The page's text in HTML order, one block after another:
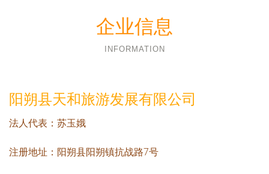
企业信息
INFORMATION
阳朔县天和旅游发展有限公司
法人代表： 苏玉娥
注册地址： 阳朔县阳朔镇抗战路7号